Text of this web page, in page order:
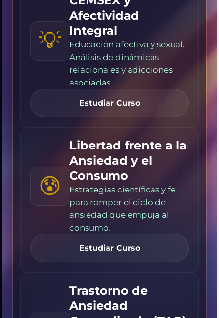
💡
Afectividad
Integral
Educación afectiva y sexual.
Análisis de dinámicas
relacionales y adicciones
asociadas.
Estudiar Curso
😰
Libertad frente a la
Ansiedad y el
Consumo
Estrategias científicas y fe
para romper el ciclo de
ansiedad que empuja al
consumo.
Estudiar Curso
Trastorno de
Ansiedad